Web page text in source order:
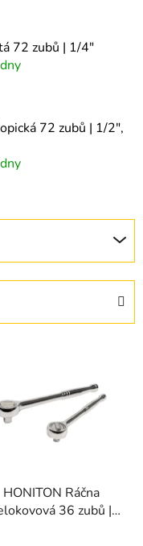
72 zubů | 1/4"
72 zubů | 1/2",
HONITON Ráčna
36 zubů |